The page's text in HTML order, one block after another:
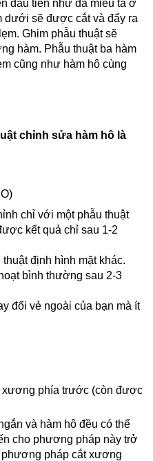
đầu tiên như đã miêu tả ở
dưới sẽ được cắt và đẩy ra
Ghim phẫu thuật sẽ
hàm. Phẫu thuật ba hàm
cũng như hàm hô cùng
chỉnh sửa hàm hô là
chỉ với một phẫu thuật
kết quả chỉ sau 1-2
định hình mặt khác.
bình thường sau 2-3
đổi vẻ ngoài của bạn mà ít
xương phía trước (còn được
và hàm hô đều có thể
cho phương pháp này trở
pháp cắt xương